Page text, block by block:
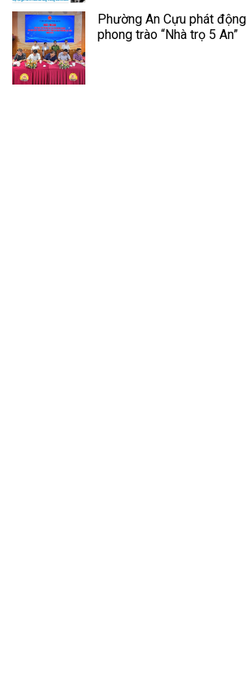
Phường An Cựu phát động
phong trào “Nhà trọ 5 An”